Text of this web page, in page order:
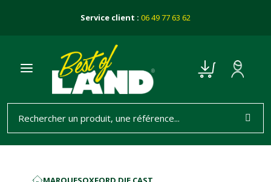
Service client : 06 49 77 63 62